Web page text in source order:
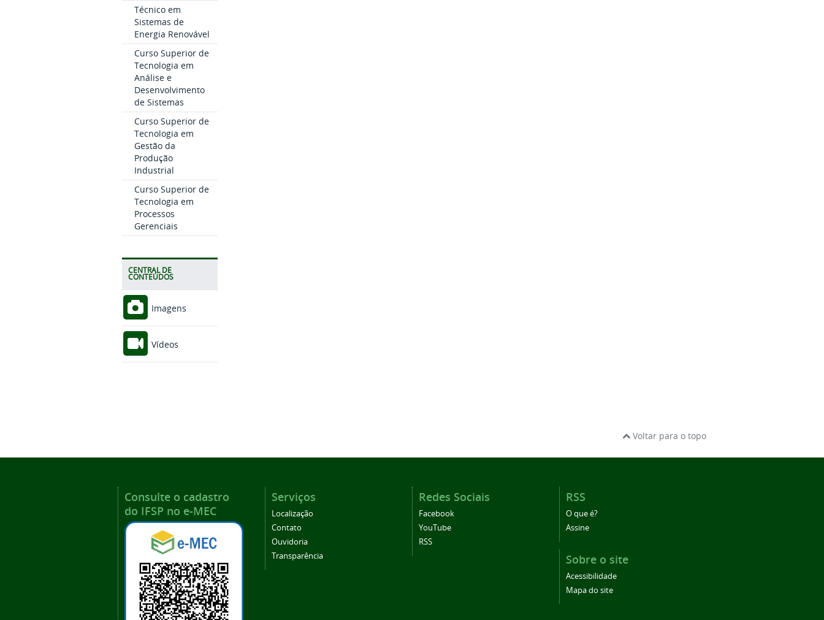
Técnico em
Sistemas de
Energia Renovável
Curso Superior de
Tecnologia em
Análise e
Desenvolvimento
de Sistemas
Curso Superior de
Tecnologia em
Gestão da
Produção
Industrial
Curso Superior de
Tecnologia em
Processos
Gerenciais
CENTRAL DE
CONTEÚDOS
Imagens
Vídeos
Voltar para o topo
Consulte o cadastro
do IFSP no e-MEC
Serviços
Localização
Contato
Ouvidoria
Transparência
Redes Sociais
Facebook
YouTube
RSS
RSS
O que é?
Assine
Sobre o site
Acessibilidade
Mapa do site